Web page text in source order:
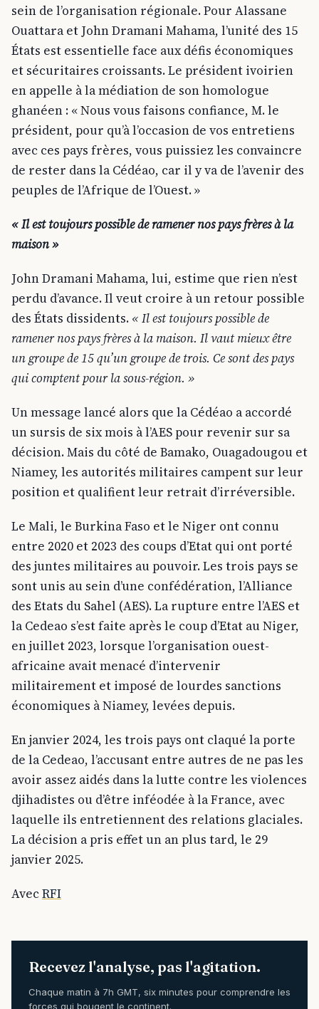
sein de l’organisation régionale. Pour Alassane
Ouattara et John Dramani Mahama, l’unité des 15
États est essentielle face aux défis économiques
et sécuritaires croissants. Le président ivoirien
en appelle à la médiation de son homologue
ghanéen : « Nous vous faisons confiance, M. le
président, pour qu’à l’occasion de vos entretiens
avec ces pays frères, vous puissiez les convaincre
de rester dans la Cédéao, car il y va de l’avenir des
peuples de l’Afrique de l’Ouest. »
« Il est toujours possible de ramener nos pays frères à la
maison »
John Dramani Mahama, lui, estime que rien n’est
perdu d’avance. Il veut croire à un retour possible
des États dissidents. « Il est toujours possible de
ramener nos pays frères à la maison. Il vaut mieux être
un groupe de 15 qu’un groupe de trois. Ce sont des pays
qui comptent pour la sous-région. »
Un message lancé alors que la Cédéao a accordé
un sursis de six mois à l’AES pour revenir sur sa
décision. Mais du côté de Bamako, Ouagadougou et
Niamey, les autorités militaires campent sur leur
position et qualifient leur retrait d’irréversible.
Le Mali, le Burkina Faso et le Niger ont connu
entre 2020 et 2023 des coups d’Etat qui ont porté
des juntes militaires au pouvoir. Les trois pays se
sont unis au sein d’une confédération, l’Alliance
des Etats du Sahel (AES). La rupture entre l’AES et
la Cedeao s’est faite après le coup d’Etat au Niger,
en juillet 2023, lorsque l’organisation ouest-
africaine avait menacé d’intervenir
militairement et imposé de lourdes sanctions
économiques à Niamey, levées depuis.
En janvier 2024, les trois pays ont claqué la porte
de la Cedeao, l’accusant entre autres de ne pas les
avoir assez aidés dans la lutte contre les violences
djihadistes ou d’être inféodée à la France, avec
laquelle ils entretiennent des relations glaciales.
La décision a pris effet un an plus tard, le 29
janvier 2025.
AvecRFI
Recevez l'analyse, pas l'agitation.
Chaque matin à 7h GMT, six minutes pour comprendre les
forces qui bougent le continent.